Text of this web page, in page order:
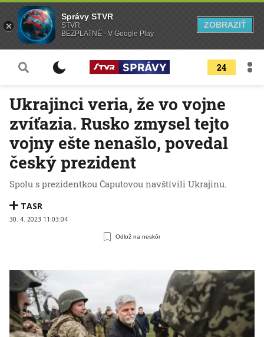
24
Ukrajinci veria, že vo vojne
zvíťazia. Rusko zmysel tejto
vojny ešte nenašlo, povedal
český prezident
Spolu s prezidentkou Čaputovou navštívili Ukrajinu.
TASR
30. 4. 2023 11:03:04
Odlož na neskôr
Správy STVR
STVR
BEZPLATNÉ - V Google Play
ZOBRAZIŤ